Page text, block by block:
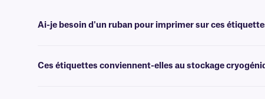
Ai-je besoin d'un ruban pour imprimer sur ces
Ces étiquettes conviennent-elles au stockage